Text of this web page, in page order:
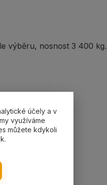
výběru, nosnost 3 400
účely a v
využíváme
můžete kdykoli